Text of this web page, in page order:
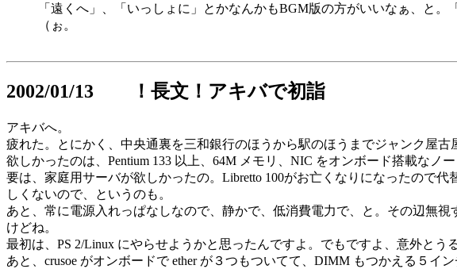
「遠くへ」、「いっしょに」とかなんかもBGM版の方がいいなぁ、と
（ぉ。
2002/01/13 ！長文！アキバで初詣
アキバへ。
疲れた。とにかく、中央通裏を三和銀行のほうから駅のほうまでジャンク屋
欲しかったのは、Pentium 133 以上、64M メモリ、NIC をオンボード搭載なノ
要は、家庭用サーバが欲しかったの。Libretto 100がお亡くなりになったので
しくないので、というのも。
あと、常に電源入れっぱなしなので、静かで、低消費電力で、と。その辺無
けどね。
最初は、PS 2/Linux にやらせようかと思ったんですよ。でもですよ、意外とう
あと、crusoe がオンボードで ether が３つもついてて、DIMM もつかえる５